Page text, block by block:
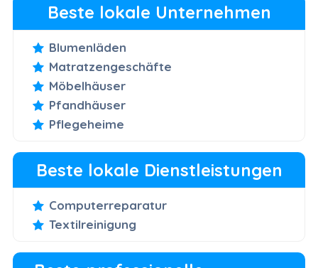
Beste lokale Unternehmen
Blumenläden
Matratzengeschäfte
Möbelhäuser
Pfandhäuser
Pflegeheime
Beste lokale Dienstleistungen
Computerreparatur
Textilreinigung